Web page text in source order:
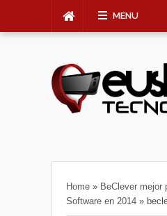
MENU
Home » BeClever mejor
Software en 2014 »